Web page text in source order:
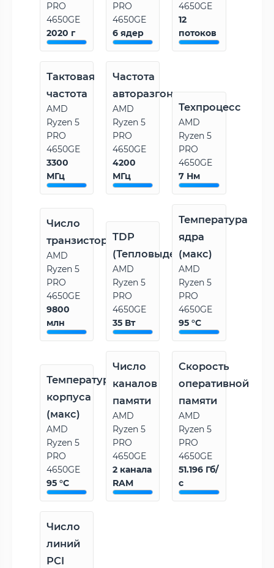
PRO
4650GE
2020 г
PRO
4650GE
6 ядер
4650GE
12
потоков
Тактовая
частота
AMD
Ryzen 5
PRO
4650GE
3300
МГц
Частота
авторазгона
AMD
Ryzen 5
PRO
4650GE
4200
МГц
Техпроцесс
AMD
Ryzen 5
PRO
4650GE
7 Нм
Число
транзисторов
AMD
Ryzen 5
PRO
4650GE
9800
млн
TDP
(Тепловыделение)
AMD
Ryzen 5
PRO
4650GE
35 Вт
Температура
ядра
(макс)
AMD
Ryzen 5
PRO
4650GE
95 °C
Температура
корпуса
(макс)
AMD
Ryzen 5
PRO
4650GE
95 °C
Число
каналов
памяти
AMD
Ryzen 5
PRO
4650GE
2 канала
RAM
Скорость
оперативной
памяти
AMD
Ryzen 5
PRO
4650GE
51.196 Гб/
с
Число
линий
PCI